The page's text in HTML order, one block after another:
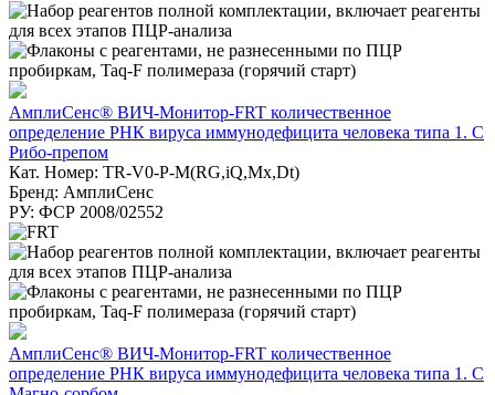
АмплиСенс® ВИЧ-Монитор-FRT количественное
определение РНК вируса иммунодефицита человека типа 1. С
Рибо-препом
Кат. Номер: TR-V0-P-M(RG,iQ,Mx,Dt)
Бренд: АмплиСенс
РУ: ФСР 2008/02552
АмплиСенс® ВИЧ-Монитор-FRT количественное
определение РНК вируса иммунодефицита человека типа 1. С